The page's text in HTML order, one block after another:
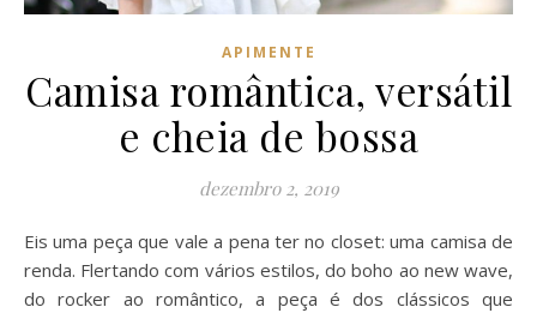
APIMENTE
Camisa romântica, versátil
e cheia de bossa
dezembro 2, 2019
Eis uma peça que vale a pena ter no closet: uma camisa de
renda. Flertando com vários estilos, do boho ao new wave,
do rocker ao romântico, a peça é dos clássicos que